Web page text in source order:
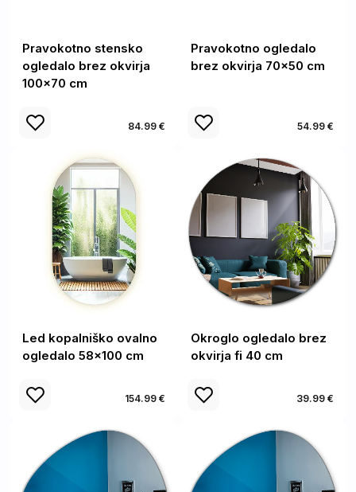
Pravokotno stensko
ogledalo brez okvirja
100x70 cm
84.99 €
Pravokotno ogledalo
brez okvirja 70x50 cm
54.99 €
Led kopalniško ovalno
ogledalo 58x100 cm
154.99 €
Okroglo ogledalo brez
okvirja fi 40 cm
39.99 €